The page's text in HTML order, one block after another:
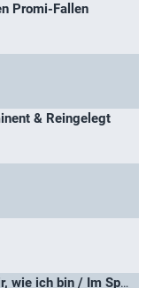
Promi-Fallen
& Reingelegt
Stars im Spiegel – Sag mir, wie ich bin / Im Spiegel der Anderen